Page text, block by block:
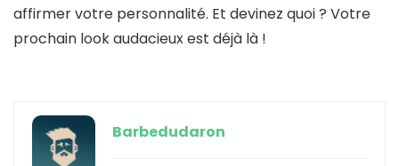
affirmer votre personnalité. Et devinez quoi ? Votre
prochain look audacieux est déjà là !
Barbedudaron